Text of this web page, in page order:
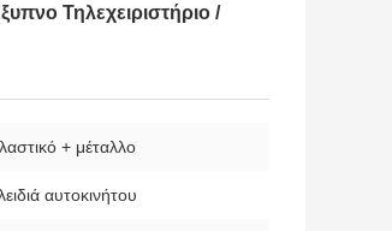
Τηλεχειριστήριο /
+ μέταλλο
αυτοκινήτου